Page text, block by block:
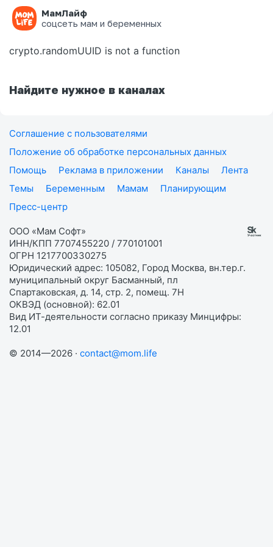
МамЛайф
соцсеть мам и беременных
Ошибка на странице
crypto.randomUUID is not a function
Найдите нужное в каналах
Соглашение с пользователями
Положение об обработке персональных данных
Помощь
Реклама в приложении Каналы
Лента
Темы
Беременным Мамам
Планирующим
Пресс-центр
ООО «Мам Софт»
ИНН/КПП 7707455220 / 770101001
ОГРН 1217700330275
Юридический адрес: 105082, Город Москва, вн.тер.г.
муниципальный округ Басманный, пл
Спартаковская, д. 14, стр. 2, помещ. 7Н
ОКВЭД (основной): 62.01
Вид ИТ-деятельности согласно приказу Минцифры:
12.01
© 2014—2026 · contact@mom.life